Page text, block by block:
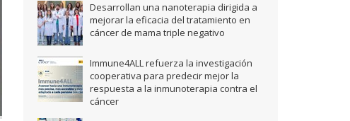
Desarrollan una nanoterapia dirigida a
mejorar la eficacia del tratamiento en
cáncer de mama triple negativo
Immune4ALL refuerza la investigación
cooperativa para predecir mejor la
respuesta a la inmunoterapia contra el
cáncer